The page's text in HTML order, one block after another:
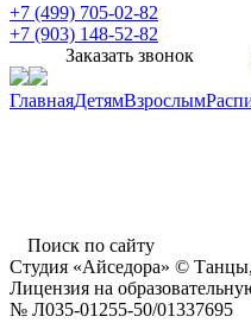
+7 (499) 705-02-82
+7 (903) 148-52-82
Заказать звонок
ГлавнаяДетямВзрослым
Поиск по сайту
Студия «Айседора» ©
Лицензия на
№ Л035-01255-50/01337695